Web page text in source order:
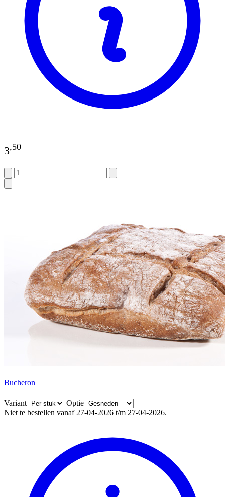
3,50
Bucheron
Variant
Optie
Niet te bestellen vanaf 27-04-2026 t/m 27-04-2026.